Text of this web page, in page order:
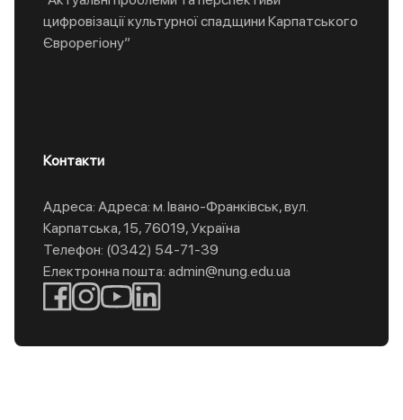
цифровізації культурної спадщини Карпатського
Єврорегіону”
Контакти
Адреса: Адреса: м. Івано-Франківськ, вул.
Карпатська, 15, 76019, Україна
Телефон: (0342) 54-71-39
Електронна пошта: admin@nung.edu.ua